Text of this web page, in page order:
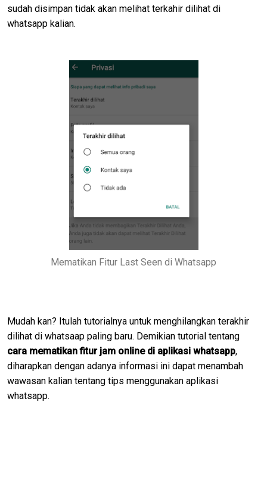
sudah disimpan tidak akan melihat terkahir dilihat di
whatsapp kalian.
Mematikan Fitur Last Seen di Whatsapp
Mudah kan? Itulah tutorialnya untuk menghilangkan terakhir
dilihat di whatsaap paling baru. Demikian tutorial tentang
cara mematikan fitur jam online di aplikasi whatsapp,
diharapkan dengan adanya informasi ini dapat menambah
wawasan kalian tentang tips menggunakan aplikasi
whatsapp.